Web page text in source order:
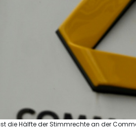
die Hälfte der Stimmrechte an der